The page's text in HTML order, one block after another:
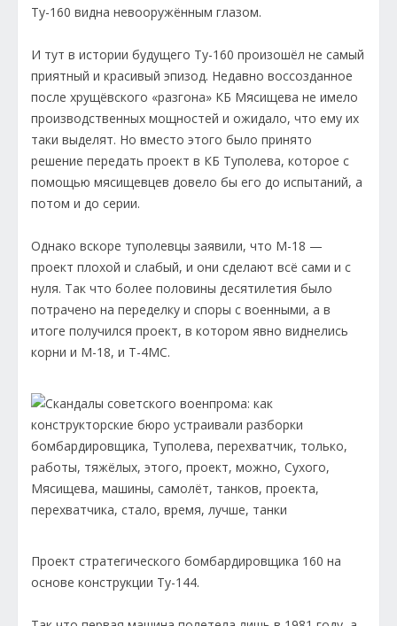
Ту-160 видна невооружённым глазом.
И тут в истории будущего Ту-160 произошёл не самый
приятный и красивый эпизод. Недавно воссозданное
после хрущёвского «разгона» КБ Мясищева не имело
производственных мощностей и ожидало, что ему их
таки выделят. Но вместо этого было принято
решение передать проект в КБ Туполева, которое с
помощью мясищевцев довело бы его до испытаний, а
потом и до серии.
Однако вскоре туполевцы заявили, что М-18 —
проект плохой и слабый, и они сделают всё сами и с
нуля. Так что более половины десятилетия было
потрачено на переделку и споры с военными, а в
итоге получился проект, в котором явно виднелись
корни и М-18, и Т-4МС.
Проект стратегического бомбардировщика 160 на
основе конструкции Ту-144.